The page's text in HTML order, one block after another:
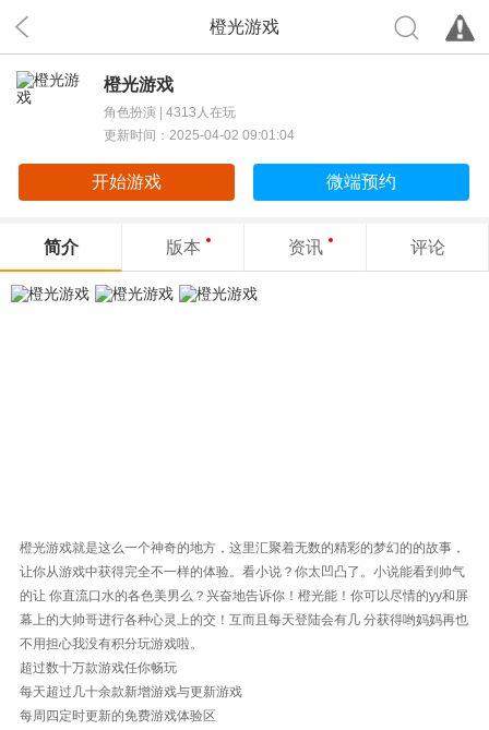
橙光游戏
橙光游戏
角色扮演 | 4313人在玩
更新时间：2025-04-02 09:01:04
开始游戏 微端预约
简介 版本 资讯 评论
橙光游戏就是这么一个神奇的地方，这里汇聚着无数的精彩的梦幻的的故事，
让你从游戏中获得完全不一样的体验。看小说？你太凹凸了。小说能看到帅气
的让 你直流口水的各色美男么？兴奋地告诉你！橙光能！你可以尽情的yy和屏
幕上的大帅哥进行各种心灵上的交！互而且每天登陆会有几 分获得哟妈妈再也
不用担心我没有积分玩游戏啦。
超过数十万款游戏任你畅玩
每天超过几十余款新增游戏与更新游戏
每周四定时更新的免费游戏体验区